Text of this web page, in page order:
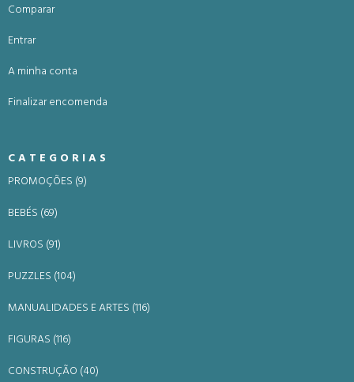
Comparar
Entrar
A minha conta
Finalizar encomenda
CATEGORIAS
PROMOÇÕES (9)
BEBÉS (69)
LIVROS (91)
PUZZLES (104)
MANUALIDADES E ARTES (116)
FIGURAS (116)
CONSTRUÇÃO (40)